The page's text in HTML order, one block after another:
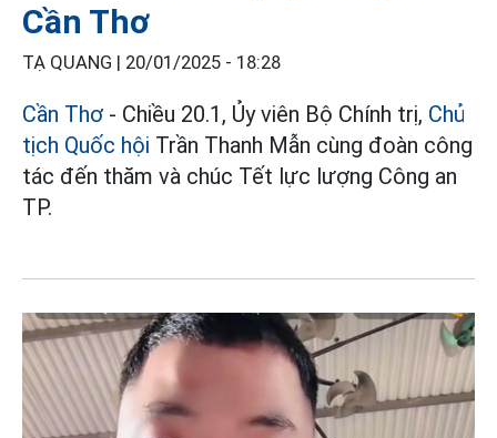
Cần Thơ
TẠ QUANG | 20/01/2025 - 18:28
Cần Thơ - Chiều 20.1, Ủy viên Bộ Chính trị, Chủ
tịch Quốc hội Trần Thanh Mẫn cùng đoàn công
tác đến thăm và chúc Tết lực lượng Công an
TP.